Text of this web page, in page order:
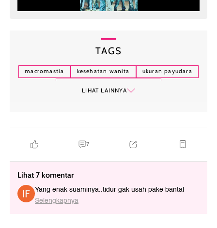
TAGS
macromastia kesehatan wanita
ukuran payudara
LIHAT LAINNYA
7
Lihat 7 komentar
Yang enak suaminya..tidur gak usah pake bantal
Selengkapnya